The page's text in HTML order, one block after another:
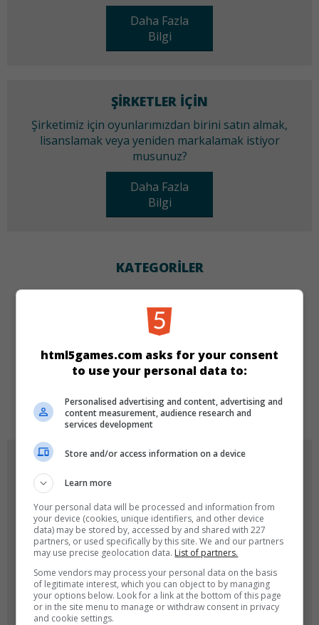
Daha Fazla
Bilgi
ŞIRKETLER IÇIN
Şirketimiz için oyunlarımızdan birini satın almak,
lisanslamak veya yeniden markalamak istiyor
musunuz?
Daha Fazla
Bilgi
KATEGORILER
DILLER
de tr en
OYUN RESIMLERI
180x180 120x120
html5games.com asks for your consent
to use your personal data to:
Personalised advertising and content, advertising and
content measurement, audience research and
services development
Store and/or access information on a device
Learn more
Your personal data will be processed and information from
your device (cookies, unique identifiers, and other device
data) may be stored by, accessed by and shared with 227
partners, or used specifically by this site. We and our partners
may use precise geolocation data. List of partners.
Some vendors may process your personal data on the basis
of legitimate interest, which you can object to by managing
your options below. Look for a link at the bottom of this page
or in the site menu to manage or withdraw consent in privacy
and cookie settings.